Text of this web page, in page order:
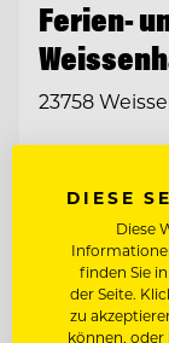
Ferien-
23758
Entdecke alle
DIESE
Diese
finden Sie
der Seite.
zu
können, oder